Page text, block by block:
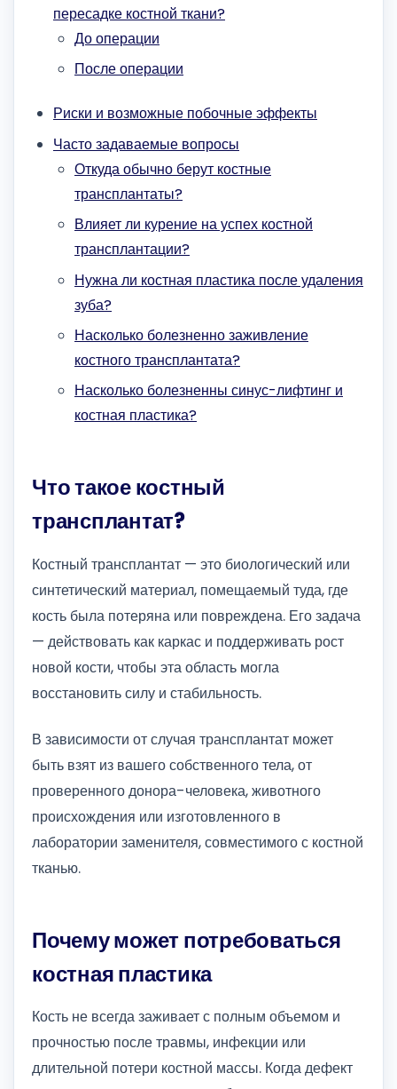
пересадке костной ткани?
До операции
После операции
Риски и возможные побочные эффекты
Часто задаваемые вопросы
Откуда обычно берут костные
трансплантаты?
Влияет ли курение на успех костной
трансплантации?
Нужна ли костная пластика после удаления
зуба?
Насколько болезненно заживление
костного трансплантата?
Насколько болезненны синус-лифтинг и
костная пластика?
Что такое костный
трансплантат?
Костный трансплантат — это биологический или
синтетический материал, помещаемый туда, где
кость была потеряна или повреждена. Его задача
— действовать как каркас и поддерживать рост
новой кости, чтобы эта область могла
восстановить силу и стабильность.
В зависимости от случая трансплантат может
быть взят из вашего собственного тела, от
проверенного донора-человека, животного
происхождения или изготовленного в
лаборатории заменителя, совместимого с костной
тканью.
Почему может потребоваться
костная пластика
Кость не всегда заживает с полным объемом и
прочностью после травмы, инфекции или
длительной потери костной массы. Когда дефект